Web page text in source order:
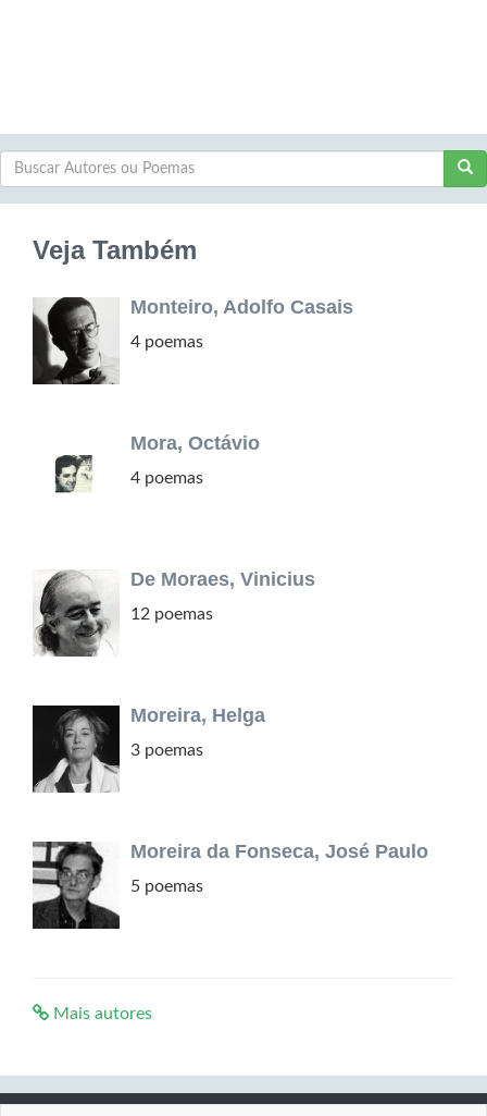
Veja Também
Monteiro, Adolfo Casais
4 poemas
Mora, Octávio
4 poemas
De Moraes, Vinicius
12 poemas
Moreira, Helga
3 poemas
Moreira da Fonseca, José Paulo
5 poemas
Mais autores